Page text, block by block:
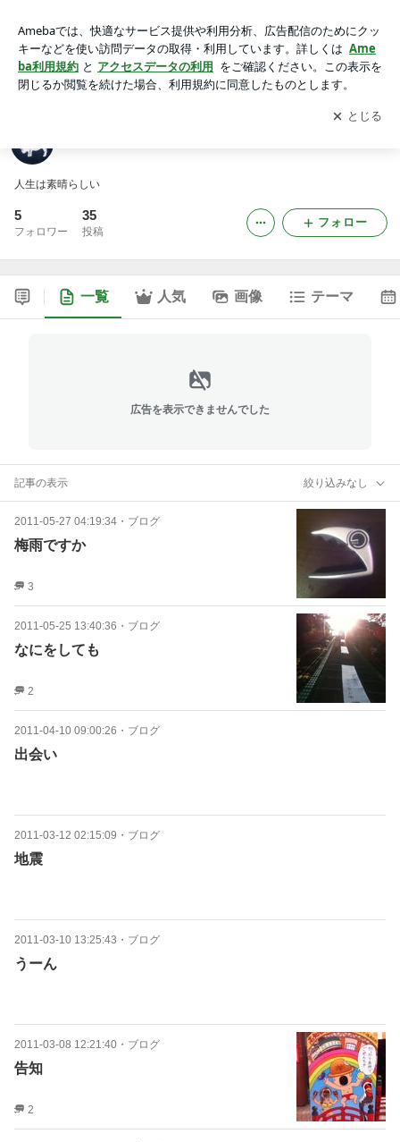
アプリをダウンロードして ブログの更新通知
を受け取りまし
ょう。
開く
人生は素晴らしい
5
フォロワー
35
投稿
フォロー
一覧 人気 画像 テーマ
広告を表示できませんでした
記事の表示 絞り込みなし
2011-05-27 04:19:34 ・ ブログ
梅雨ですか
3
2011-05-25 13:40:36 ・ ブログ
なにをしても
2
2011-04-10 09:00:26 ・ ブログ
出会い
2011-03-12 02:15:09 ・ ブログ
地震
2011-03-10 13:25:43 ・ ブログ
うーん
2011-03-08 12:21:40 ・ ブログ
告知
2